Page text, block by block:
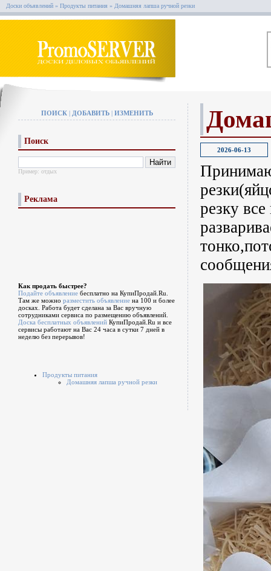
Доски объявлений » Продукты питания » Домашняя лапша ручной резки
ПОИСК| ДОБАВИТЬ| ИЗМЕНИТЬ
Поиск
Пример: отдых
Реклама
Как продать быстрее?
Подайте объявление бесплатно на КупиПродай.Ru.
Там же можно разместить объявление на 100 и более
досках. Работа будет сделана за Вас вручную
сотрудниками сервиса по размещению объявлений.
Доска бесплатных объявлений КупиПродай.Ru и все
сервисы работают на Вас 24 часа в сутки 7 дней в
неделю без перерывов!
Продукты питания
Домашняя лапша ручной резки
2026-06-13
резку